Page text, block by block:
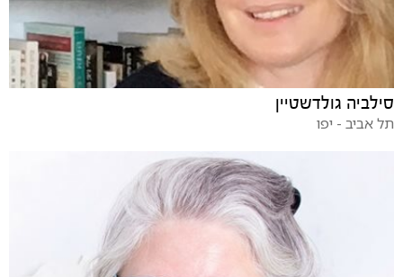
סילביה גולדשטיין
תל אביב - יפו